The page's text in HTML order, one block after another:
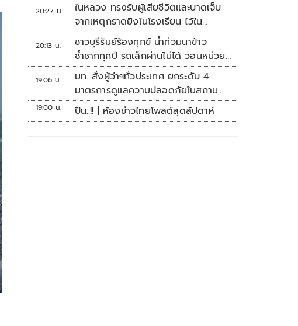
20:27 น.
ในหลวง ทรงรับผู้เสียชีวิตและบาดเจ็บ
จากเหตุกราดยิงในโรงเรียน ไว้ใน
พระบรมราชานุเคราะห์
20:13 น.
ชาวบุรีรัมย์ร้องทุกข์ น้ำท่วมนาข้าว
ซ้ำซากทุกปี รถเล็กผ่านไม่ได้ วอนหน่วย
งานเร่งแก้ไข
19:06 น.
มท. สั่งผู้ว่าฯทั่วประเทศ ยกระดับ 4
มาตรการดูแลความปลอดภัยในสถาน
ศึกษา
19:00 น. ปืน..!! | ห้องข่าวไทยโพสต์สุดสัปดาห์